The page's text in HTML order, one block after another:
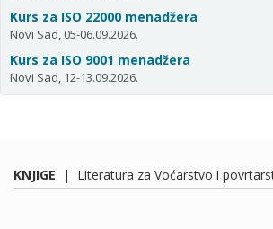
Kurs za ISO 22000 menadžera
Novi Sad, 05-06.09.2026.
Kurs za ISO 9001 menadžera
Novi Sad, 12-13.09.2026.
KNJIGE | Literatura za Voćarstvo i